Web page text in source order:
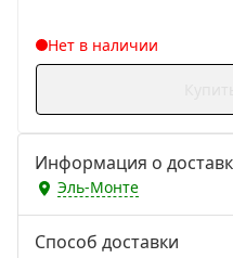
Нет в наличии
Информация о
Эль-Монте
Способ доставки